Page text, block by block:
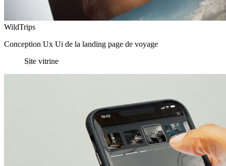
WildTrips
Conception Ux Ui de la landing page de voyage
Site vitrine